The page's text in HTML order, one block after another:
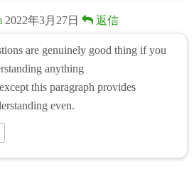
2022年3月27日 返信
are genuinely good thing if you
anything
this paragraph provides
even.